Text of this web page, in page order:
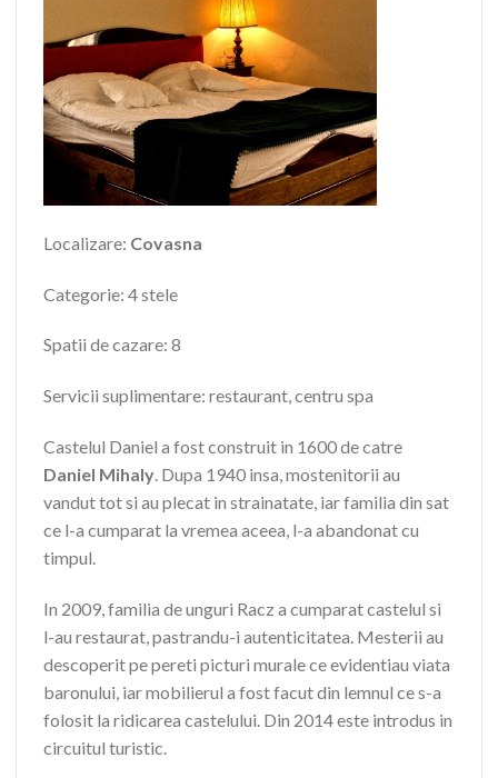
Localizare: Covasna
Categorie: 4 stele
Spatii de cazare: 8
Servicii suplimentare: restaurant, centru spa
Castelul Daniel a fost construit in 1600 de catre
Daniel Mihaly. Dupa 1940 insa, mostenitorii au
vandut tot si au plecat in strainatate, iar familia din sat
ce l-a cumparat la vremea aceea, l-a abandonat cu
timpul.
In 2009, familia de unguri Racz a cumparat castelul si
l-au restaurat, pastrandu-i autenticitatea. Mesterii au
descoperit pe pereti picturi murale ce evidentiau viata
baronului, iar mobilierul a fost facut din lemnul ce s-a
folosit la ridicarea castelului. Din 2014 este introdus in
circuitul turistic.